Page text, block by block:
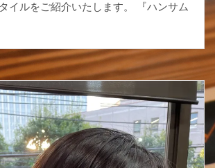
イルをご紹介いたします。 『ハンサム